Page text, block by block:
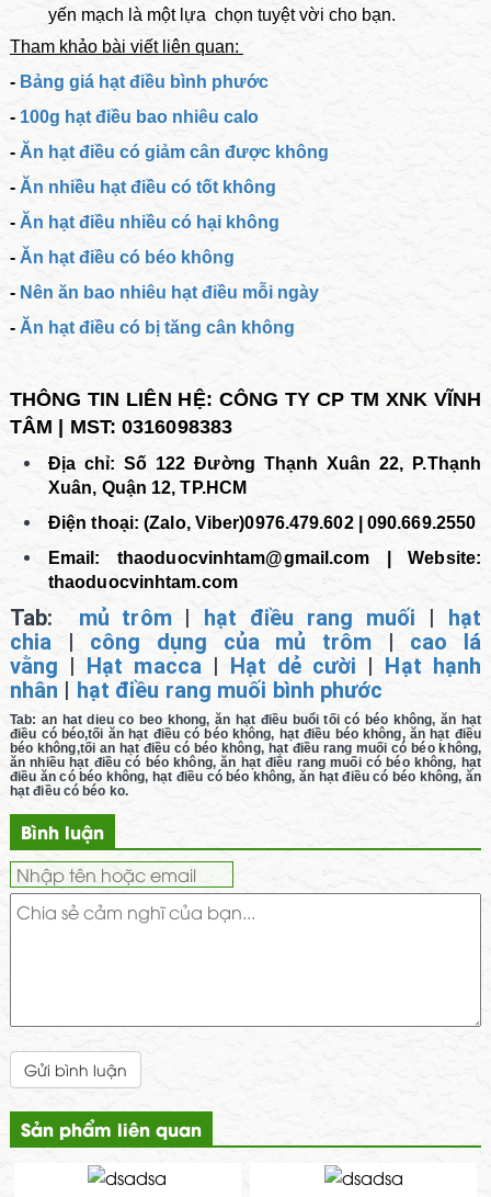
yến mạch là một lựa chọn tuyệt vời cho bạn.
Tham khảo bài viết liên quan:
- Bảng giá hạt điều bình phước
- 100g hạt điều bao nhiêu calo
- Ăn hạt điều có giảm cân được không
- Ăn nhiều hạt điều có tốt không
- Ăn hạt điều nhiều có hại không
- Ăn hạt điều có béo không
- Nên ăn bao nhiêu hạt điều mỗi ngày
- Ăn hạt điều có bị tăng cân không
THÔNG TIN LIÊN HỆ: CÔNG TY CP TM XNK VĨNH
TÂM | MST: 0316098383
Địa chỉ: Số 122 Đường Thạnh Xuân 22, P.Thạnh
Xuân, Quận 12, TP.HCM
Điện thoại: (Zalo, Viber)0976.479.602 | 090.669.2550
Email: thaoduocvinhtam@gmail.com | Website:
thaoduocvinhtam.com
Tab: mủ trôm| hạt điều rang muối | hạt
chia | công dụng của mủ trôm | cao lá
vằng | Hạt macca| Hạt dẻ cười | Hạt hạnh
nhân | hạt điều rang muối bình phước
Tab: an hat dieu co beo khong, ăn hạt điều buổi tối có béo không, ăn hạt
điều có béo,tối ăn hạt điều có béo không, hạt điều béo không, ăn hạt điều
béo không,tối an hạt điều có béo không, hạt điều rang muối có béo không,
ăn nhiều hạt điều có béo không, ăn hạt điều rang muối có béo không, hạt
điều ăn có béo không, hạt điều có béo không, ăn hạt điều có béo không, ăn
hạt điều có béo ko.
Bình luận
Gửi bình luận
Sản phẩm liên quan